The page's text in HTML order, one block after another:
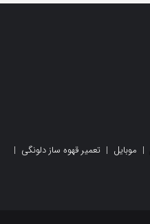
| موبایل | تعمیر قهوه ساز دلونگی |